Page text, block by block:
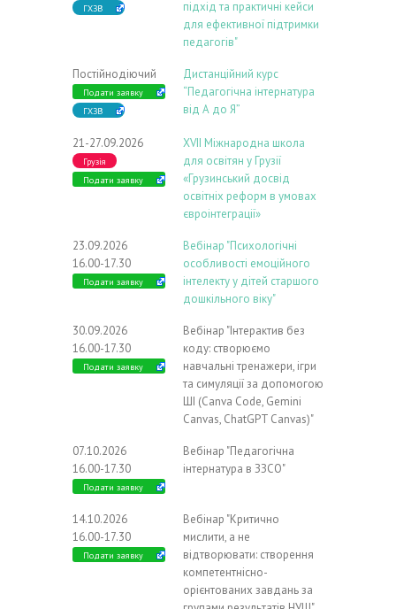
ГХЗВ
підхід та практичні кейси
для ефективної підтримки
педагогів"
Постійнодіючий
Подати заявку
ГХЗВ
Дистанційний курс
“Педагогічна інтернатура
від А до Я”
21-27.09.2026
Грузія
Подати заявку
ХVIІ Міжнародна школа
для освітян у Грузії
«Грузинський досвід
освітніх реформ в умовах
євроінтеграції»
23.09.2026
16.00-17.30
Подати заявку
Вебінар "Психологічні
особливості емоційного
інтелекту у дітей старшого
дошкільного віку"
30.09.2026
16.00-17.30
Подати заявку
Вебінар "Інтерактив без
коду: створюємо
навчальні тренажери, ігри
та симуляції за допомогою
ШІ (Canva Code, Gemini
Canvas, ChatGPT Canvas)"
07.10.2026
16.00-17.30
Подати заявку
Вебінар "Педагогічна
інтернатура в ЗЗСО"
14.10.2026
16.00-17.30
Подати заявку
Вебінар "Критично
мислити, а не
відтворювати: створення
компетентнісно-
орієнтованих завдань за